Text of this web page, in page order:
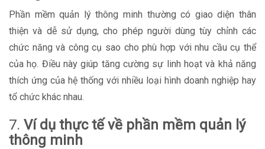
Phần mềm quản lý thông minh thường có giao diện thân
thiện và dễ sử dụng, cho phép người dùng tùy chỉnh các
chức năng và công cụ sao cho phù hợp với nhu cầu cụ thể
của họ. Điều này giúp tăng cường sự linh hoạt và khả năng
thích ứng của hệ thống với nhiều loại hình doanh nghiệp hay
tổ chức khác nhau.
7. Ví dụ thực tế về phần mềm quản lý
thông minh